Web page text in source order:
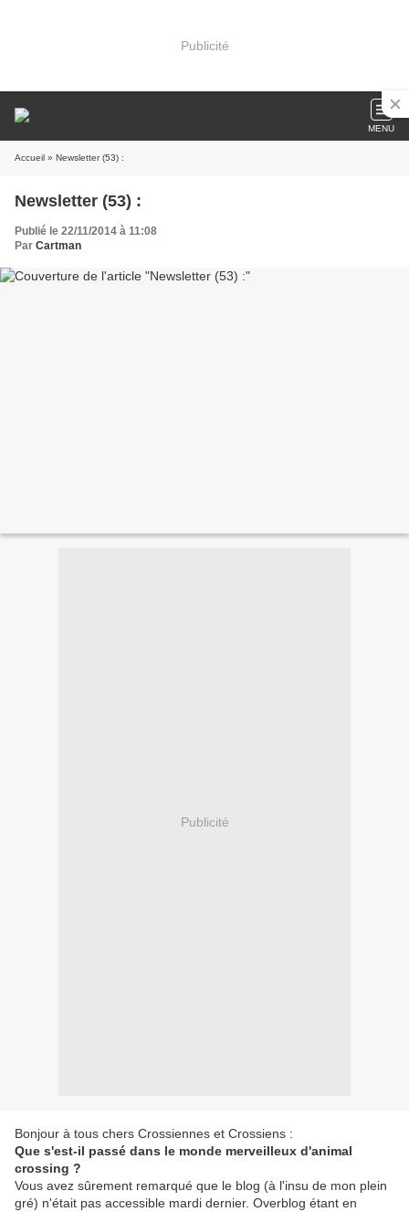
Publicité
MENU
Accueil » Newsletter (53) :
Newsletter (53) :
Publié le 22/11/2014 à 11:08
Par Cartman
Publicité
Bonjour à tous chers Crossiennes et Crossiens :
Que s'est-il passé dans le monde merveilleux d'animal
crossing ?
Vous avez sûrement remarqué que le blog (à l'insu de mon plein
gré) n'était pas accessible mardi dernier. Overblog étant en